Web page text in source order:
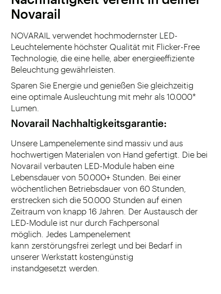
Novarail
NOVARAIL verwendet hochmodernster LED-
Leuchtelemente höchster Qualität mit Flicker-Free
Technologie, die eine helle, aber energieeffiziente
Beleuchtung gewährleisten.
Sparen Sie Energie und genießen Sie gleichzeitig
eine optimale Ausleuchtung mit mehr als 10.000*
Lumen.
Novarail Nachhaltigkeitsgarantie:
Unsere Lampenelemente sind massiv und aus
hochwertigen Materialen von Hand gefertigt. Die bei
Novarail verbauten LED-Module haben eine
Lebensdauer von 50.000+ Stunden. Bei einer
wöchentlichen Betriebsdauer von 60 Stunden,
erstrecken sich die 50.000 Stunden auf einen
Zeitraum von knapp 16 Jahren. Der Austausch der
LED-Module ist nur durch Fachpersonal
möglich. Jedes Lampenelement
kann zerstörungsfrei zerlegt und bei Bedarf in
unserer Werkstatt kostengünstig
instandgesetzt werden.